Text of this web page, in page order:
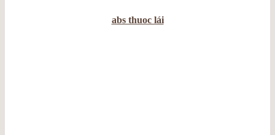
abs thuoc lái